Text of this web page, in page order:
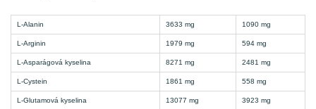
L-Alanin 3633 mg 1090 mg
L-Arginin 1979 mg 594 mg
L-Asparágová kyselina 8271 mg 2481 mg
L-Cystein 1861 mg 558 mg
L-Glutamová kyselina 13077 mg 3923 mg